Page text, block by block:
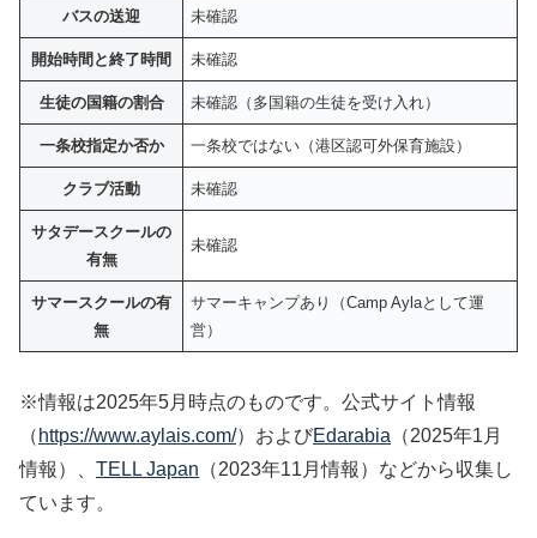
バスの送迎 未確認
開始時間と終了時間 未確認
生徒の国籍の割合 未確認（多国籍の生徒を受け入れ）
一条校指定か否か 一条校ではない（港区認可外保育施設）
クラブ活動 未確認
サタデースクールの
有無
未確認
サマースクールの有
無
サマーキャンプあり（Camp Aylaとして運
営）
※情報は2025年5月時点のものです。公式サイト情報
（ https://www.aylais.com/）およびEdarabia （2025年1月
情報）、 TELL Japan （2023年11月情報）などから収集し
ています。